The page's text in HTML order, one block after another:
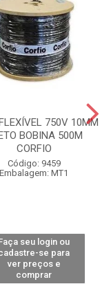
750V 10MM
BOBINA 500M
CORFIO
Código: 9459
Embalagem: MT1
seu login ou
se para
ver preços e
comprar